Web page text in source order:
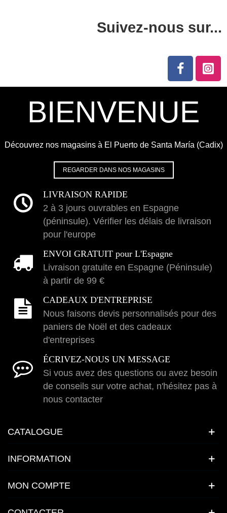
Suivez-nous sur...
BIENVENUE
Découvrez nos magasins à El Puerto de Santa María (Cadix)
REGARDER DANS NOS MAGASINS
LIVRAISON RAPIDE
2 à 3 jours ouvrables en Espagne
(péninsule). Vérifier les délais de livraison
pour l'europe
ENVOI GRATUIT pour L'Espagne
Livraison gratuite en Espagne (Péninsule)
à partir de 99 €
CADEAUX D'ENTREPRISE
Nous faisons devis personnalisés pour des
paniers de Noël et des cadeaux
d'entreprises
ÉCRIVEZ-NOUS UN MESSAGE
Si vous avez des questions ou avez besoin
de conseils sur votre achat, n'hésitez pas à
nous contacter
CATALOGUE
INFORMATION
MON COMPTE